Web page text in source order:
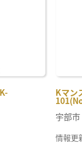
Kマン
宇部市
情報更